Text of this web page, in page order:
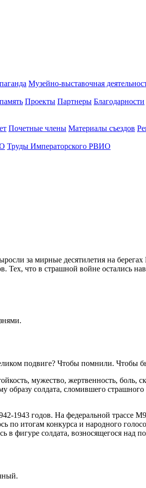
Музейно-выставочная
Проекты Партнеры Благодарности
Почетные члены Материалы съездов
Труды Императорского РВИО
за мирные десятилетия на берегах
Тех, что в страшной войне остались
подвиге? Чтобы помнили. Чтобы
мужество, жертвенность,
солдата, сломившего страшного
1943 годов. На федеральной трассе
по итогам конкурса и народного
фигуре солдата, возносящегося над